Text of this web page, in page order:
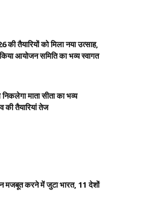
की तैयारियों को मिला नया उत्साह,
आयोजन समिति का भव्य स्वागत
माता सीता का भव्य
की तैयारियां तेज
मजबूत करने में जुटा भारत, 11 देशों